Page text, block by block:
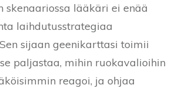
skenaariossa lääkäri ei enää
laihdutusstrategiaa
sijaan geenikarttasi toimii
paljastaa, mihin ruokavalioihin
reagoi, ja ohjaa